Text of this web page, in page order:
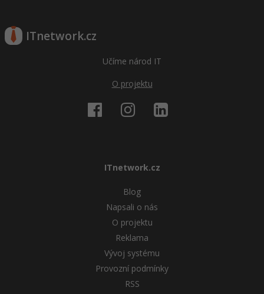
ITnetwork.cz
Učíme národ IT
O projektu
ITnetwork.cz
Blog
Napsali o nás
O projektu
Reklama
Vývoj systému
Provozní podmínky
RSS